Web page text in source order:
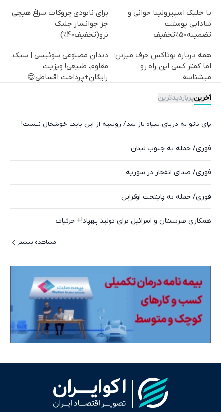
با جلبک اسپیرولینا جوانی و
شادابی پوستت
تضمینه50%تخفیف
برای نابودی چروکات سراغ هیچی
جز جوانساز جلبک
نرو(تخفیف40%)
همه درباره بوتاکس حرف میزنن؛
اما کمتر کسی این راه رو
میشناسه.
دندان مصنوعی سوئیسی | سبک،
مقاوم، طبیعی! ویزیت
رایگان+پرداخت اقساطی😍
آخرینپربازدیدترین
پای ناتو به دریای سیاه باز شد/ روسیه از این بابت خوشحال نیست!
فوری/ حمله به جنوب لبنان
فوری/ صدای انفجار در سوریه
فوری/ حمله به پایتخت اوکراین
همکاری صربستان و اسرائیل برای تولید پهپاد!+ جزئیات
مشاهده بیشتر